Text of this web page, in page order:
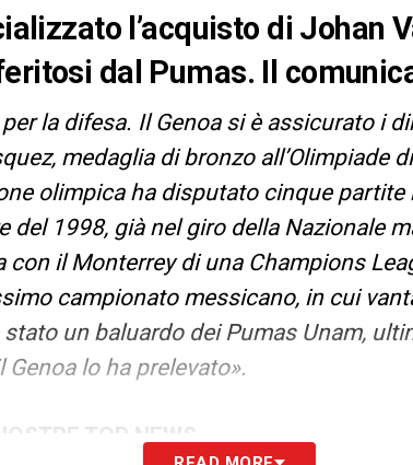
l’acquisto di Johan
dal Pumas. Il
la difesa. Il Genoa si è assicurato i
medaglia di bronzo all’Olimpiade
olimpica ha disputato cinque partite
del 1998, già nel giro della Nazionale
con il Monterrey di una Champions
campionato messicano, in cui
stato un baluardo dei Pumas Unam,
lo ha prelevato».
TOP NEWS